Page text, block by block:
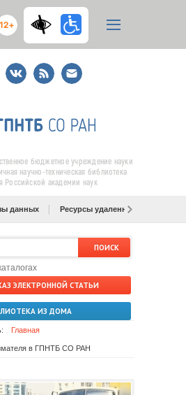
ВКонтакте
RSS
E-
mail
подписка
бюджетное учреждение науки
научно-техническая библиотека
Российской академии наук
данных Ресурсы удаленного доступа
ЭЛЕКТРОННОЙ СТАТЬИ
ИЗ ДОМА
Главная
в ГПНТБ СО РАН